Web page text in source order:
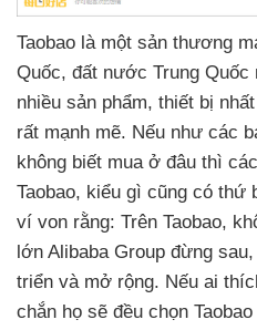
Taobao là một sản thương
Quốc, đất nước Trung
nhiều sản phẩm, thiết bị
rất mạnh mẽ. Nếu như các
không biết mua ở đâu thì
Taobao, kiểu gì cũng có thứ
ví von rằng: Trên Taobao,
lớn Alibaba Group đừng sau
triển và mở rộng. Nếu ai
chắn họ sẽ đều chọn